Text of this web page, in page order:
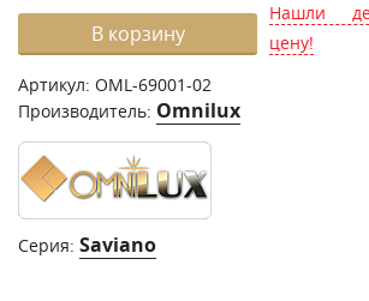
В корзину
Артикул: OML-69001-02
Производитель: Omnilux
Серия: Saviano
Нашли
цену!